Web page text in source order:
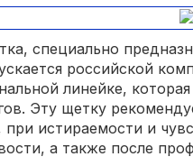
специально
российской
линейке,
Эту щетку
истираемости и
а также после